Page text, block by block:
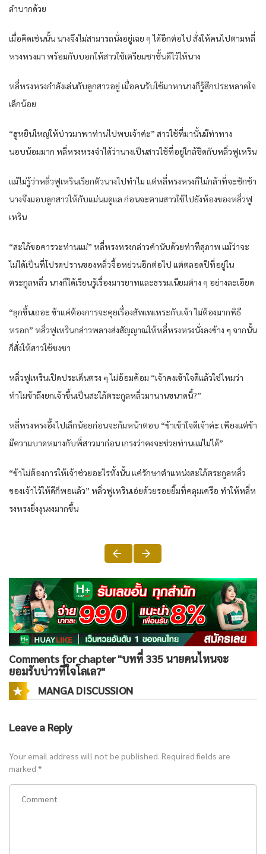
ลำบากด้วย
เมื่อคิดเช่นนั้น นางจึงไม่สามารถนั่งอยู่เฉย ๆ ได้อีกต่อไป สั่งให้คนไปตามหลี่
หรงหรงมา พร้อมกับบอกให้สาวใช้เตรียมชาชั้นดีไว้ให้นาง
หลี่หรงหรงกำลังเล่นกับลูกสาวอยู่ เมื่อคนรับใช้มาหานางก็รู้สึกประหลาดใจ
เล็กน้อย
“ฮูหยินใหญ่ให้บ่าวมาพาท่านไปพบเจ้าค่ะ” สาวใช้ที่มานั้นมีท่าทาง
นอบน้อมมาก หลี่หรงหรงจำได้ว่านางเป็นสาวใช้ที่อยู่ใกล้ชิดกับหลิ่วฟูเหริน
แม้ไม่รู้ว่าหลิ่วฟูเหรินเรียกตัวนางไปทำไม แต่หลี่หรงหรงก็ไม่กล้าที่จะชักช้า
นางจึงมอบลูกสาวให้กับแม่นมดูแล ก่อนจะตามสาวใช้ไปยังห้องของหลิ่วฟู
เหริน
“สะใภ้ขอคารวะท่านแม่” หลี่หรงหรงกล่าวคำนับด้วยท่าทีสุภาพ แม้ว่าจะ
ไม่ได้เป็นที่โปรดปรานของหลิ่วจื้อหย่วนอีกต่อไป แต่ตลอดปีที่อยู่ใน
ตระกูลหลิ่ว นางก็ได้เรียนรู้เรื่องมารยาทและธรรมเนียมต่าง ๆ อย่างละเอียด
“ลุกขึ้นเถอะ ข้าแค่ต้องการจะคุยเรื่องสัพเพเหระกับเจ้า ไม่ต้องมากพิธี
หรอก” หลิ่วฟูเหรินกล่าวพลางส่งสัญญาณให้หลี่หรงหรงนั่งลงข้าง ๆ จากนั้น
ก็สั่งให้สาวใช้ชงชา
หลิ่วฟูเหรินเปิดประเด็นตรง ๆ ไม่อ้อมค้อม “เจ้าคงเข้าใจดีแล้วใช่ไหมว่า
ทำไมข้าถึงยกเจ้าขึ้นเป็นสะใภ้ตระกูลหลิ่วมานานขนาดนี้?”
หลี่หรงหรงอึ้งไปเล็กน้อยก่อนจะก้มหน้าตอบ “ข้าเข้าใจดีเจ้าค่ะ เพียงแต่ข้า
มีความบาดหมางกับพี่สาวมาก่อน เกรงว่าคงจะช่วยท่านแม่ไม่ได้”
“ข้าไม่ต้องการให้เจ้าช่วยอะไรทั้งนั้น แค่รักษาตำแหน่งสะใภ้ตระกูลหลิ่ว
ของเจ้าไว้ให้ดีก็พอแล้ว” หลิ่วฟูเหรินเอ่ยด้วยรอยยิ้มที่คลุมเครือ ทำให้หลี่ห
รงหรงยิ่งงุนงงมากขึ้น
Comments for chapter "บทที่ 335 นายคนไหนจะ
ยอมรับบ่าวที่ใจโลเล?"
MANGA DISCUSSION
Leave a Reply
Your email address will not be published. Required fields are
marked *